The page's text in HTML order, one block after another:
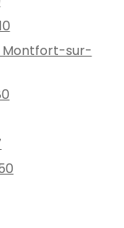
Montfort-sur-